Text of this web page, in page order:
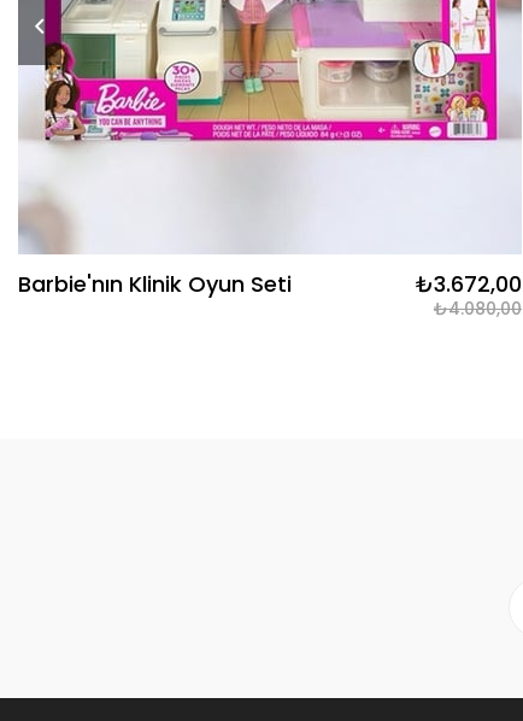
Barbie'nın Klinik Oyun Seti ₺3.672,00
₺4.080,00